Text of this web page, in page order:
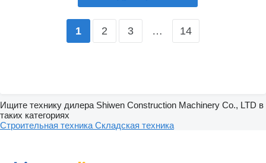
1 2 3 … 14
Ищите технику дилера Shiwen Construction Machinery Co., LTD в
таких категориях
Строительная техника Складская техника